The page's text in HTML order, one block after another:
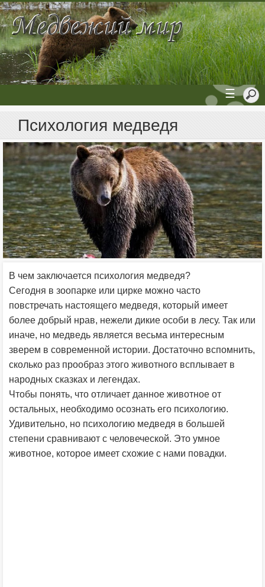
☰
Психология медведя
В чем заключается психология медведя?
Сегодня в зоопарке или цирке можно часто
повстречать настоящего медведя, который имеет
более добрый нрав, нежели дикие особи в лесу. Так или
иначе, но медведь является весьма интересным
зверем в современной истории. Достаточно вспомнить,
сколько раз прообраз этого животного всплывает в
народных сказках и легендах.
Чтобы понять, что отличает данное животное от
остальных, необходимо осознать его психологию.
Удивительно, но психологию медведя в большей
степени сравнивают с человеческой. Это умное
животное, которое имеет схожие с нами повадки.